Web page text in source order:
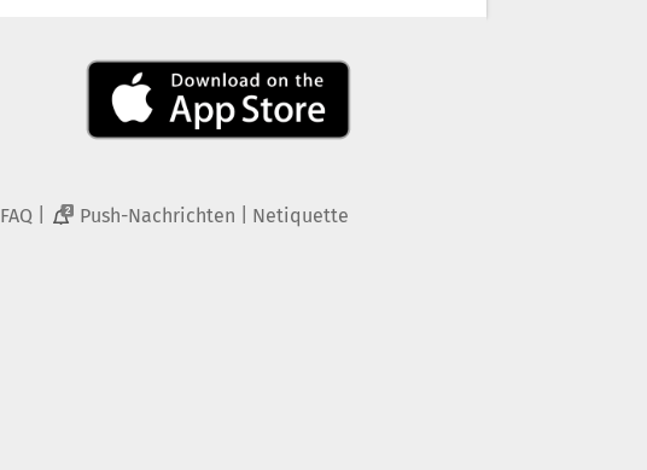
FAQ 2 Push-Nachrichten Netiquette